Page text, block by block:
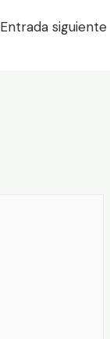
Entrada siguiente